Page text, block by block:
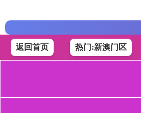
返回首页 热门:新澳门区